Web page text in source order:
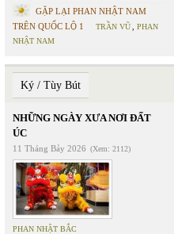
GẶP LẠI PHAN NHẬT NAM
TRÊN QUỐC LỘ 1
TRẦN VŨ
PHAN
NHẬT NAM
Ký / Tùy Bút
NHỮNG NGÀY XƯA NƠI ĐẤT
ÚC
11 Tháng Bảy 2026 (Xem: 2112)
PHAN NHẬT BẮC